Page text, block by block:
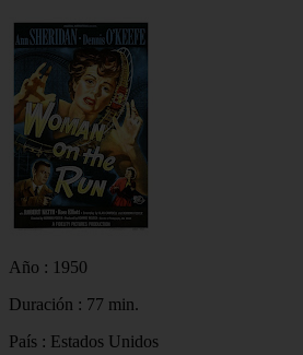
Año : 1950
Duración : 77 min.
País : Estados Unidos